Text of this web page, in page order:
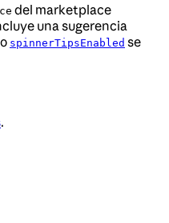
del marketplace
una sugerencia
spinnerTipsEnabled se
.